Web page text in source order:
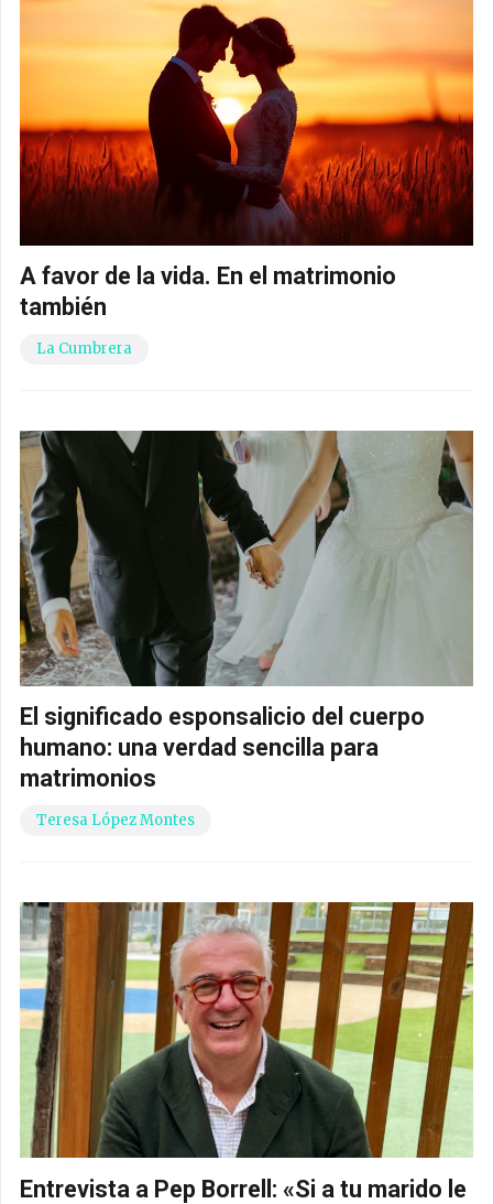
A favor de la vida. En el matrimonio
también
La Cumbrera
El significado esponsalicio del cuerpo
humano: una verdad sencilla para
matrimonios
Teresa López Montes
Entrevista a Pep Borrell: «Si a tu marido le